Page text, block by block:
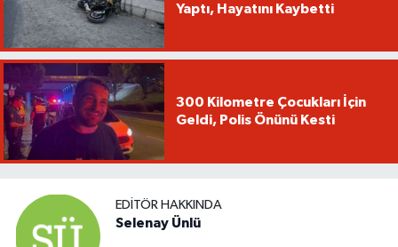
Yaptı, Hayatını Kaybetti
300 Kilometre Çocukları İçin
Geldi, Polis Önünü Kesti
EDITÖR HAKKINDA
Selenay Ünlü